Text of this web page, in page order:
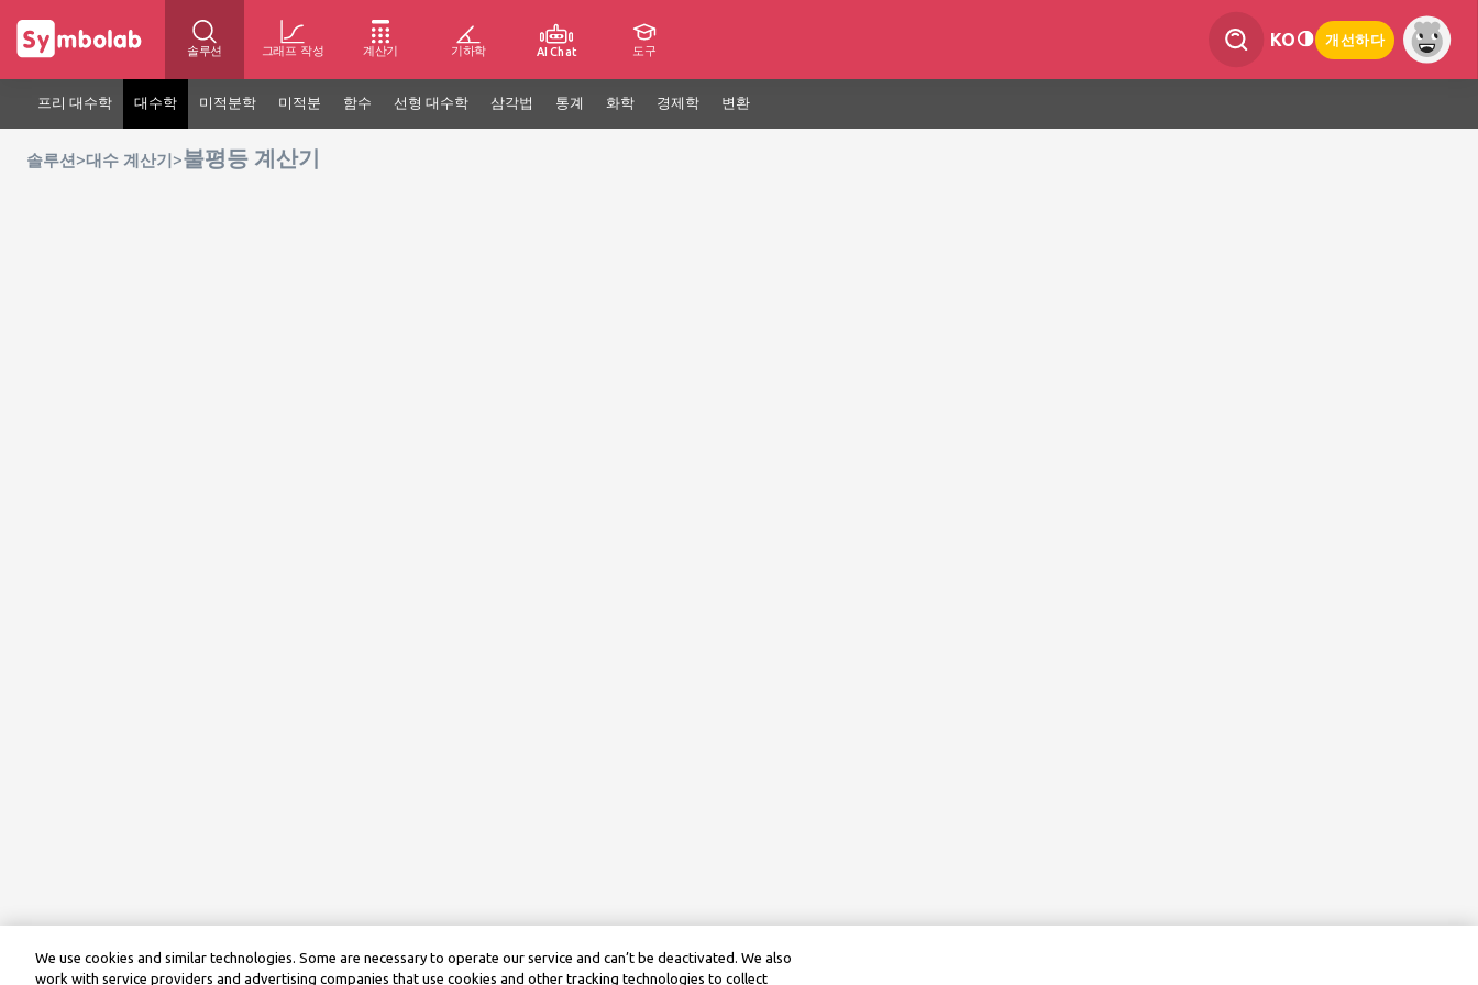
솔루션 그래프 작성 계산기 기하학 AI Chat 도구
KO 개선하다
프리 대수학 대수학 미적분학 미적분 함수 선형 대수학 삼각법 통계 화학 경제학 변환
솔루션 >대수 계산기 >불평등 계산기
We use cookies and similar technologies. Some are necessary to operate our service and can’t be deactivated. We also
work with service providers and advertising companies that use cookies and other tracking technologies to collect